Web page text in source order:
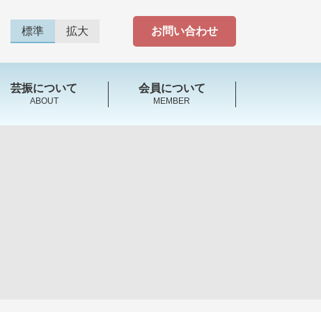
標準 拡大 お問い合わせ
芸振について
ABOUT
会員について
MEMBER